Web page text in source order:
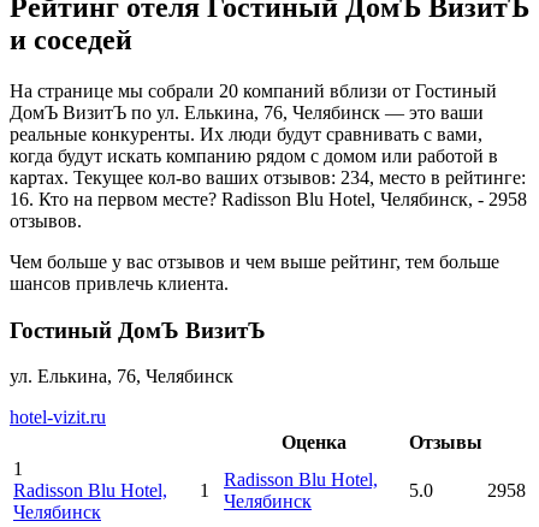
Рейтинг отеля Гостиный ДомЪ ВизитЪ
и соседей
На странице мы собрали 20 компаний вблизи от Гостиный
ДомЪ ВизитЪ по ул. Елькина, 76, Челябинск — это ваши
реальные конкуренты. Их люди будут сравнивать с вами,
когда будут искать компанию рядом с домом или работой в
картах. Текущее кол-во ваших отзывов: 234, место в рейтинге:
16. Кто на первом месте? Radisson Blu Hotel, Челябинск, - 2958
отзывов.
Чем больше у вас отзывов и чем выше рейтинг, тем больше
шансов привлечь клиента.
Гостиный ДомЪ ВизитЪ
ул. Елькина, 76, Челябинск
hotel-vizit.ru
Оценка
Отзывы
1
Radisson Blu Hotel,
Челябинск
1
Radisson Blu Hotel,
Челябинск
5.0 2958